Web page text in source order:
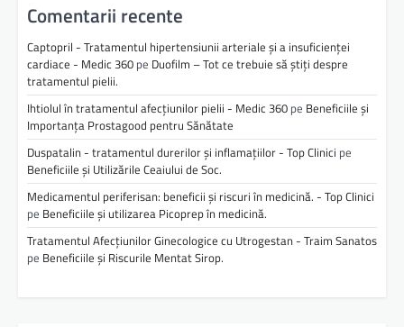
Comentarii recente
Captopril - Tratamentul hipertensiunii arteriale și a insuficienței
cardiace - Medic 360 pe Duofilm – Tot ce trebuie să știți despre
tratamentul pielii.
Ihtiolul în tratamentul afecțiunilor pielii - Medic 360 pe Beneficiile și
Importanța Prostagood pentru Sănătate
Duspatalin - tratamentul durerilor și inflamațiilor - Top Clinici pe
Beneficiile și Utilizările Ceaiului de Soc.
Medicamentul periferisan: beneficii și riscuri în medicină. - Top Clinici
pe Beneficiile și utilizarea Picoprep în medicină.
Tratamentul Afecțiunilor Ginecologice cu Utrogestan - Traim Sanatos
pe Beneficiile și Riscurile Mentat Sirop.